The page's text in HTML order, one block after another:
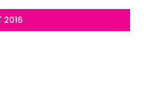
2016